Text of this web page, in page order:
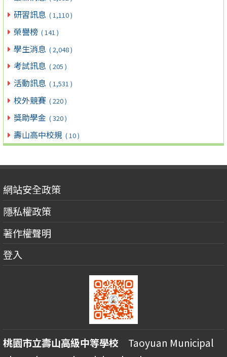
研習訊息 ( 1,110 )
榮譽榜 ( 141 )
學生消息 ( 2,048 )
考試訊息 ( 205 )
活動訊息 ( 1,531 )
校外競賽 ( 220 )
獎助學金 ( 320 )
壽山高中校規 ( 10 )
網站安全政策
隱私權政策
著作權聲明
登入
桃園市立壽山高級中等學校 Taoyuan Municipal